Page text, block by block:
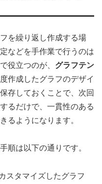
を繰り返し作成する場
などを手作業で行うのは
役立つのが、 グラフテン
作成したグラフのデザイ
存しておくことで、次回
るだけで、一貫性のある
るようになります。
順は以下の通りです。
スタマイズしたグラフ